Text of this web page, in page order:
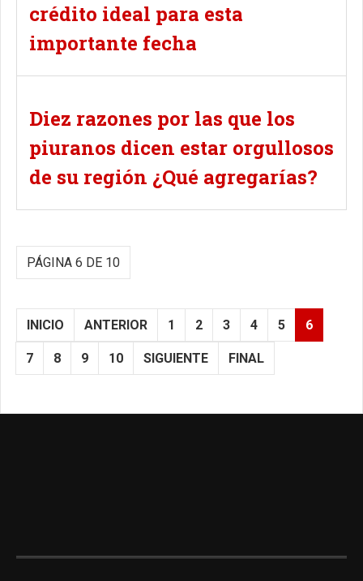
crédito ideal para esta
importante fecha
Diez razones por las que los
piuranos dicen estar orgullosos
de su región ¿Qué agregarías?
PÁGINA 6 DE 10
INICIO ANTERIOR 1 2 3 4 5 6
7 8 9 10 SIGUIENTE FINAL